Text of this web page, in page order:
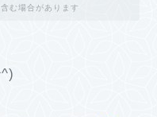
む場合があります